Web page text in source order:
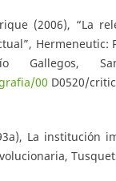
(2006), “La
Hermeneutic:
00 D0520/
La institución